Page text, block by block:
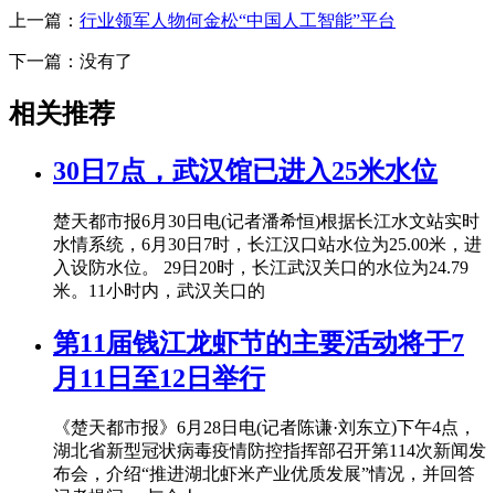
上一篇： 行业领军人物何金松“中国人工智能”平台
下一篇：没有了
相关推荐
30日7点，武汉馆已进入25米水位
楚天都市报6月30日电(记者潘希恒)根据长江水文站实时
水情系统，6月30日7时，长江汉口站水位为25.00米，进
入设防水位。 29日20时，长江武汉关口的水位为24.79
米。11小时内，武汉关口的
第11届钱江龙虾节的主要活动将于7
月11日至12日举行
《楚天都市报》6月28日电(记者陈谦·刘东立)下午4点，
湖北省新型冠状病毒疫情防控指挥部召开第114次新闻发
布会，介绍“推进湖北虾米产业优质发展”情况，并回答